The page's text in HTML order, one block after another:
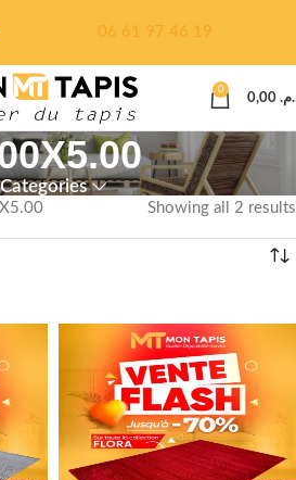
06 61 97 46 19
0
Categories
Showing all 2 results